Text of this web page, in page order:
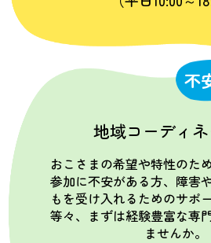
不
地域コーディ
おこさまの希望や特性のた
参加に不安がある方、障害
もを受け入れるためのサポ
等々、まずは経験豊富な専
ませんか。